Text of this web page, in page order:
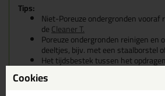
Tips:
Niet-Poreuze ondergronden vooraf
deCleaner T.
Poreuze ondergronden reinigen en
deeltjes, bijv. met een staalborstel
Het tijdsbestek tussen het
verdere verwerking mag meerdere
mits stofaanslag vermeden wordt.
Cookies